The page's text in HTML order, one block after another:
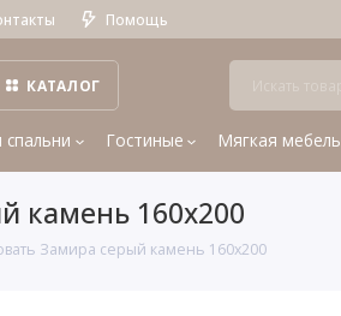
Помощь
КАТАЛОГ
Гостиные Мягкая мебель
камень 160x200
Замира серый камень 160x200